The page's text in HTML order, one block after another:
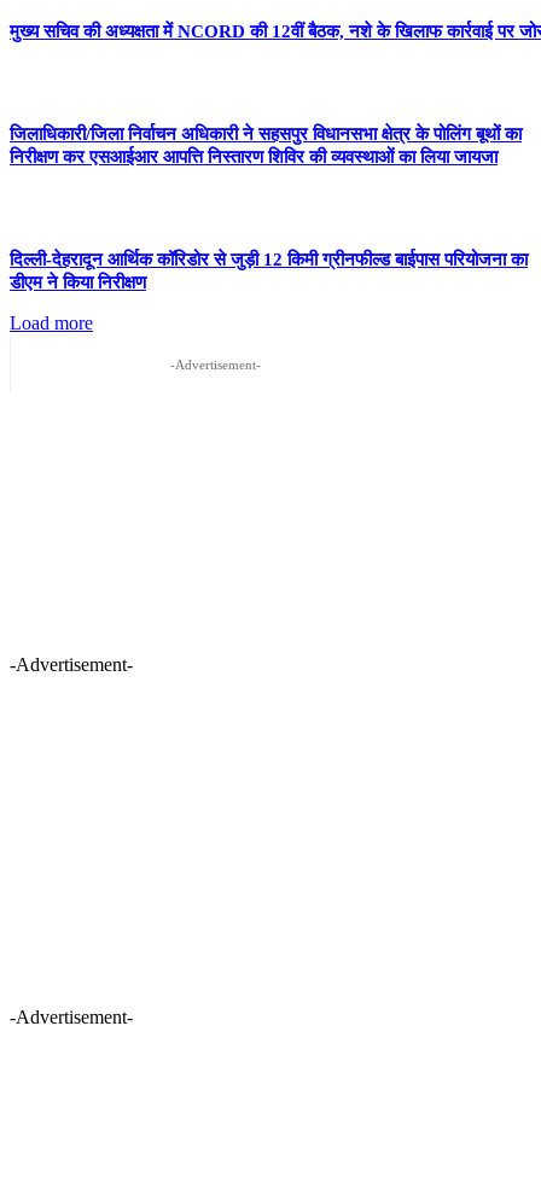
मुख्य सचिव की अध्यक्षता में NCORD की 12वीं बैठक, नशे के खिलाफ कार्रवाई पर
जिलाधिकारी/जिला निर्वाचन अधिकारी ने सहसपुर विधानसभा क्षेत्र के पोलिंग बूथों का
निरीक्षण कर एसआईआर आपत्ति निस्तारण शिविर की व्यवस्थाओं का लिया जायजा
दिल्ली-देहरादून आर्थिक कॉरिडोर से जुड़ी 12 किमी ग्रीनफील्ड बाईपास परियोजना का
डीएम ने किया निरीक्षण
Load more
-Advertisement-
-Advertisement-
-Advertisement-